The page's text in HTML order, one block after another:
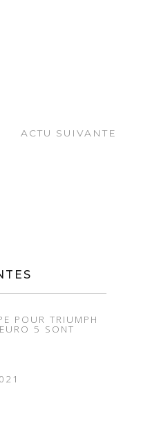
ACTU SUIVANTE
POUR TRIUMPH
5 SONT